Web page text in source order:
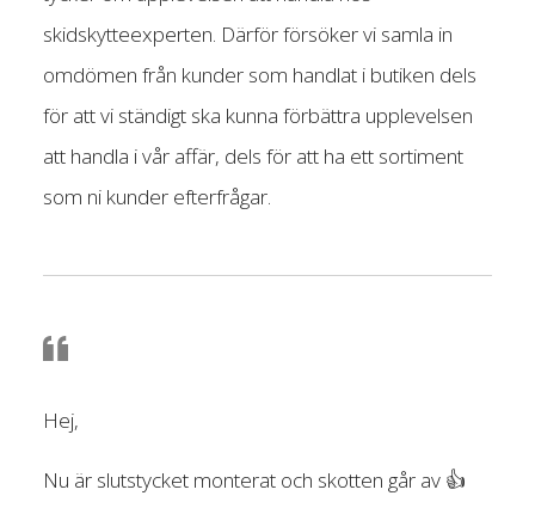
skidskytteexperten. Därför försöker vi samla in
omdömen från kunder som handlat i butiken dels
för att vi ständigt ska kunna förbättra upplevelsen
att handla i vår affär, dels för att ha ett sortiment
som ni kunder efterfrågar.
Hej,
Nu är slutstycket monterat och skotten går av 👍